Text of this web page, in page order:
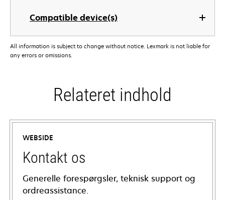
Compatible device(s)
All information is subject to change without notice. Lexmark is not liable for
any errors or omissions.
Relateret indhold
WEBSIDE
Kontakt os
Generelle forespørgsler, teknisk support og
ordreassistance.